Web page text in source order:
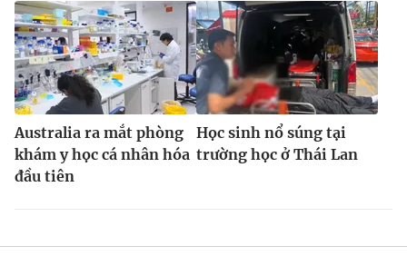
Australia ra mắt phòng
khám y học cá nhân hóa
đầu tiên
Học sinh nổ súng tại
trường học ở Thái Lan